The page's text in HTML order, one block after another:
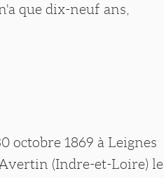
que dix-neuf ans,
octobre 1869 à Leignes
(Indre-et-Loire) le